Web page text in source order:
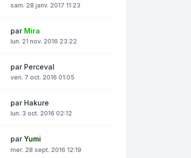
sam. 28 janv. 2017 11:23
par Mira
lun. 21 nov. 2016 23:22
par Perceval
ven. 7 oct. 2016 01:05
par Hakure
lun. 3 oct. 2016 02:12
parYumi
mer. 28 sept. 2016 12:19